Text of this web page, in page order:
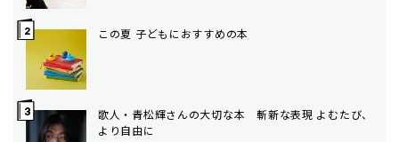
この夏 子どもにおすすめの本
歌人・青松輝さんの大切な本 斬新な表現 よむたび、
より自由に